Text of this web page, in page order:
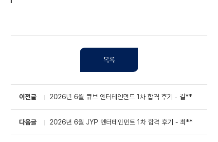
목록
이전글 2026년 6월 큐브 엔터테인먼트 1차 합격 후기 - 길**
다음글 2026년 6월 JYP 엔터테인먼트 1차 합격 후기 - 최**